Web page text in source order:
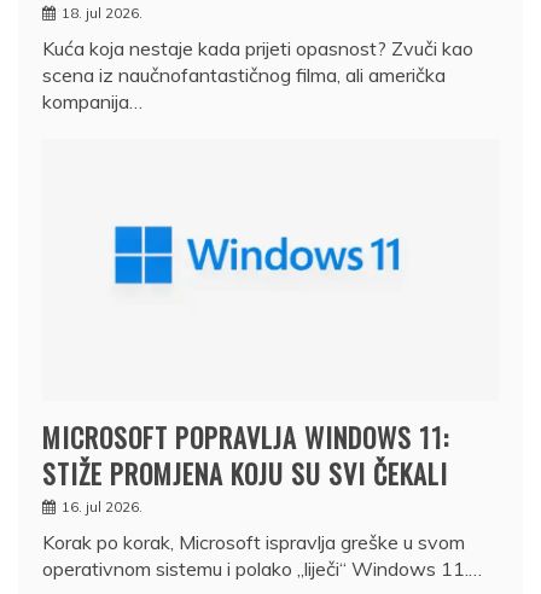
18. jul 2026.
Kuća koja nestaje kada prijeti opasnost? Zvuči kao
scena iz naučnofantastičnog filma, ali američka
kompanija…
MICROSOFT POPRAVLJA WINDOWS 11:
STIŽE PROMJENA KOJU SU SVI ČEKALI
16. jul 2026.
Korak po korak, Microsoft ispravlja greške u svom
operativnom sistemu i polako „liječi“ Windows 11.…